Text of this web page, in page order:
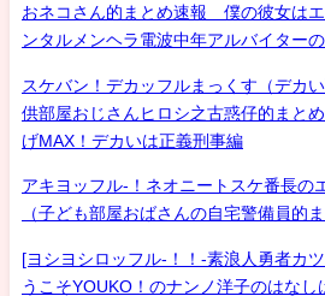
おネコさん的まとめ速報 僕の彼女は
ンタルメンヘラ電波中年アルバイター
スケバン！デカッフルまっくす（デカ
供部屋おじさんヒロシ之古惑仔的まと
げMAX！デカいは正義刑事編
アキヨッフル-！ネオニートスケ番長の
（子ども部屋おばさんの自宅警備員的ま
[ヨシヨシロッフル-！！-素浪人勇者カ
うこそYOUKO！のナンノ洋子のはなし